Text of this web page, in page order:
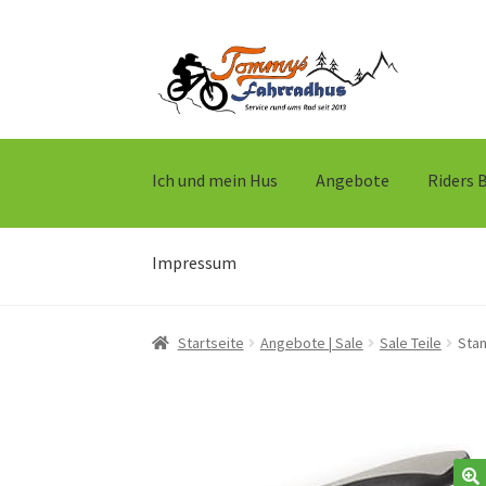
Navigation
springen
Zum
Inhalt
springen
Ich und mein Hus Angebote Riders
Impressum
Startseite Angebote | Sale Sale Teile